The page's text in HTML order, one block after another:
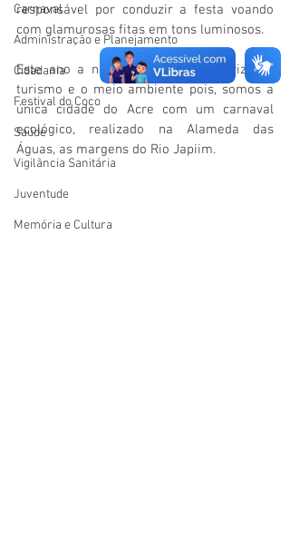
Carnaval
Administração e Planejamento
Cidadania
Festival do Coco
Saúde
Vigilãncia Sanitária
Juventude
Memória e Cultura
responsável por conduzir a festa voando
com glamurosas fitas em tons luminosos.
Este ano a nossa folia busca valorizar o
turismo e o meio ambiente pois, somos a
única cidade do Acre com um carnaval
ecológico, realizado na Alameda das
Águas, as margens do Rio Japiim.